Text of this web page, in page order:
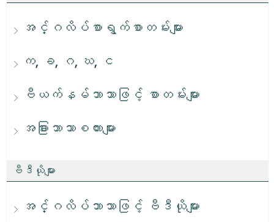
အင်္ဂလိပ်စာရွက်စာတမ်းများ
က, ခ, ဂ, ဃ, င
ဗီယက်နမ်ဘာသာဖြင့် စာတမ်းများ
အခြားဘာသာစကားများ
ဗီဒီယိုများ
အင်္ဂလိပ်ဘာသာဖြင့် ဗီဒီယိုများ